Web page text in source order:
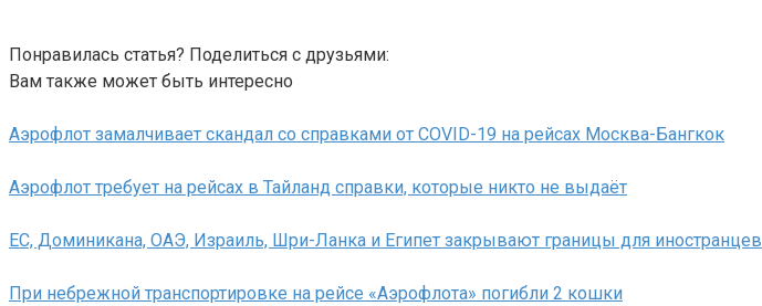
Понравилась статья? Поделиться с друзьями:
Вам также может быть интересно
Аэрофлот замалчивает скандал со справками от COVID-19 на рейсах Москва-Бангкок
Аэрофлот требует на рейсах в Тайланд справки, которые никто не выдаёт
ЕС, Доминикана, ОАЭ, Израиль, Шри-Ланка и Египет закрывают границы для иностранцев
При небрежной транспортировке на рейсе «Аэрофлота» погибли 2 кошки